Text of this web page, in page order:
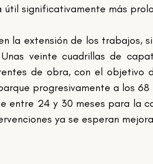
significativamente más
la extensión de los trabajos,
veinte cuadrillas de
de obra, con el objetivo
progresivamente a los
entre 24 y 30 meses para la
ya se esperan